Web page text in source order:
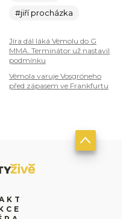
#jiří procházka
Jíra dál láká Vémolu do G
MMA. Terminátor už nastavil
podmínku
Vémola varuje Vosgröneho
před zápasem ve Frankfurtu